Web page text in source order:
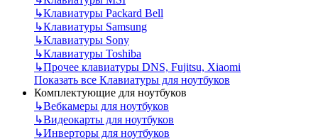
↳Клавиатуры Packard Bell
↳Клавиатуры Samsung
↳Клавиатуры Sony
↳Клавиатуры Toshiba
↳Прочее клавиатуры DNS, Fujitsu, Xiaomi
Показать все Клавиатуры для ноутбуков
Комплектующие для ноутбуков
↳Вебкамеры для ноутбуков
↳Видеокарты для ноутбуков
↳Инверторы для ноутбуков